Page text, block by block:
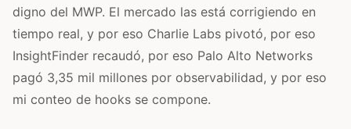
digno del MWP. El mercado las está corrigiendo en
tiempo real, y por eso Charlie Labs pivotó, por eso
InsightFinder recaudó, por eso Palo Alto Networks
pagó 3,35 mil millones por observabilidad, y por eso
mi conteo de hooks se compone.